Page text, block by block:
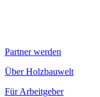
Partner werden
Über Holzbauwelt
Für Arbeitgeber